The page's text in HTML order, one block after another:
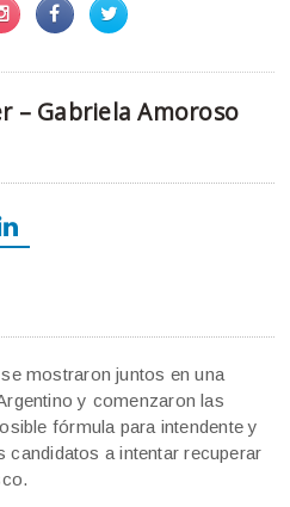
– Gabriela Amoroso
mostraron juntos en una
y comenzaron las
fórmula para intendente y
candidatos a intentar recuperar